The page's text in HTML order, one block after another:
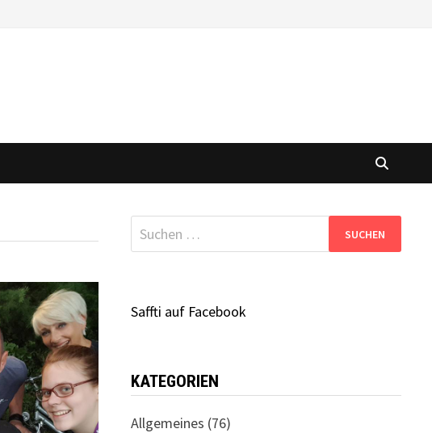
Suchen
nach:
Saffti auf Facebook
KATEGORIEN
Allgemeines (76)